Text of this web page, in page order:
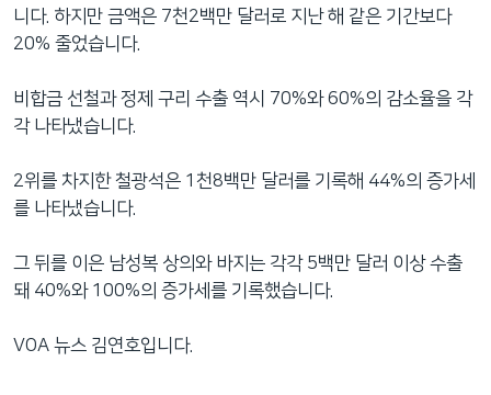
니다. 하지만 금액은 7천2백만 달러로 지난 해 같은 기간보다
20% 줄었습니다.
비합금 선철과 정제 구리 수출 역시 70%와 60%의 감소율을 각
각 나타냈습니다.
2위를 차지한 철광석은 1천8백만 달러를 기록해 44%의 증가세
를 나타냈습니다.
그 뒤를 이은 남성복 상의와 바지는 각각 5백만 달러 이상 수출
돼 40%와 100%의 증가세를 기록했습니다.
VOA 뉴스 김연호입니다.